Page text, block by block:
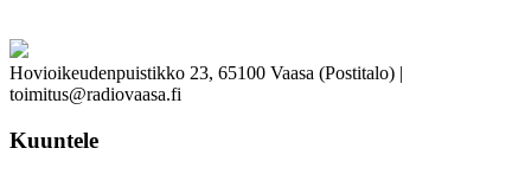
Hovioikeudenpuistikko 23, 65100 Vaasa (Postitalo) |
toimitus@radiovaasa.fi
Kuuntele